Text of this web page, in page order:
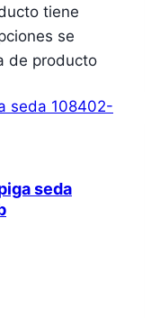
tiene
se
de producto
seda